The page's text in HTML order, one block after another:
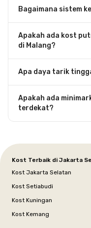
Bagaimana sistem
Apakah ada kost
di Malang?
Apa daya tarik
Apakah ada
terdekat?
Kost Terbaik di Jakarta
Kost Jakarta Selatan
Kost Setiabudi
Kost Kuningan
Kost Kemang